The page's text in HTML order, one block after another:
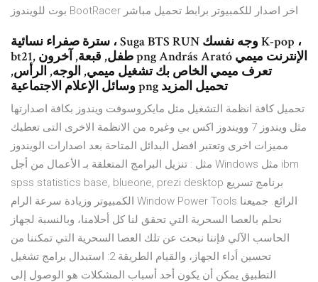
بوت للويندوز BootRacer اخر اصدار للكمبيوتر برابط تحميل مباشر
سترة صفراء نسائية ، Suga BTS RUN وجه نفسك K-pop ،
bt21, طفل, قبعة, آخرون png András Arató الإنترنت ميمي
تعرف ميمي الخاص بك تشغيل ميمي, الوجه, الرأس,
وسائل الإعلام الاجتماعية png تحميل المزيد
تحميل كافة انظمة التشغيل مثل مايكروسوفت ويندوز بكافة اصدارتها
مثل ويندوز 7 وويندوز اكس بي وغيره من الانظمة الاخرى التى تعطيك
مميزات اخرى وتعتبر افضل البدائل المتاحة بعد اصدارات الويندوز
مثل : تنزيل البرامج المتعلقة بـ الأعمال من أجل Windows مثل ibm
spss statistics base, blueone, prezi desktop برنامج تسريع
الكمبيوتر وزيادة سرعة الرام Window Power Tools الرائع. جميعنا
نحلم بالعصا السحرية التي تحقق لنا كل أحلامنا، وبالنسبة لجهاز
الحاسب الآلي فإننا نبحث عن تلك العصا السحرية التي تمكننا من
تحسين أداء الجهاز، والقيام الطريقة 2: استبدال برامج تشغيل
التطبيق يمكن أن يكون أحد أسباب المشكلات هو الوصول إلى